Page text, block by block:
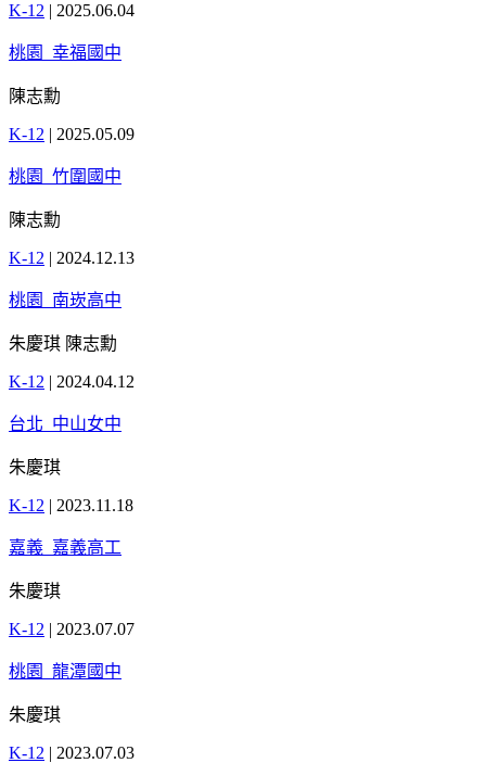
K-12 | 2025.06.04
桃園_幸福國中
陳志勳
K-12 | 2025.05.09
桃園_竹圍國中
陳志勳
K-12 | 2024.12.13
桃園_南崁高中
朱慶琪 陳志勳
K-12 | 2024.04.12
台北_中山女中
朱慶琪
K-12 | 2023.11.18
嘉義_嘉義高工
朱慶琪
K-12 | 2023.07.07
桃園_龍潭國中
朱慶琪
K-12 | 2023.07.03